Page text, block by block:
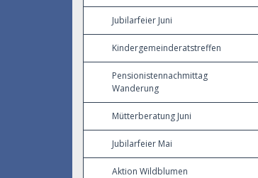
Jubilarfeier Juni
Kindergemeinderatstreffen
Pensionistennachmittag
Wanderung
Mütterberatung Juni
Jubilarfeier Mai
Aktion Wildblumen